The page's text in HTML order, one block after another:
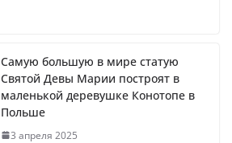
Самую большую в мире статую
Святой Девы Марии построят в
маленькой деревушке Конотопе в
Польше
3 апреля 2025